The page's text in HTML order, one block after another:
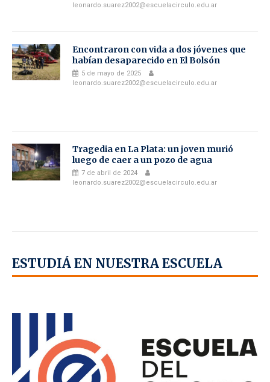
leonardo.suarez2002@escuelacirculo.edu.ar
Encontraron con vida a dos jóvenes que
habían desaparecido en El Bolsón
5 de mayo de 2025
leonardo.suarez2002@escuelacirculo.edu.ar
Tragedia en La Plata: un joven murió
luego de caer a un pozo de agua
7 de abril de 2024
leonardo.suarez2002@escuelacirculo.edu.ar
ESTUDIÁ EN NUESTRA ESCUELA